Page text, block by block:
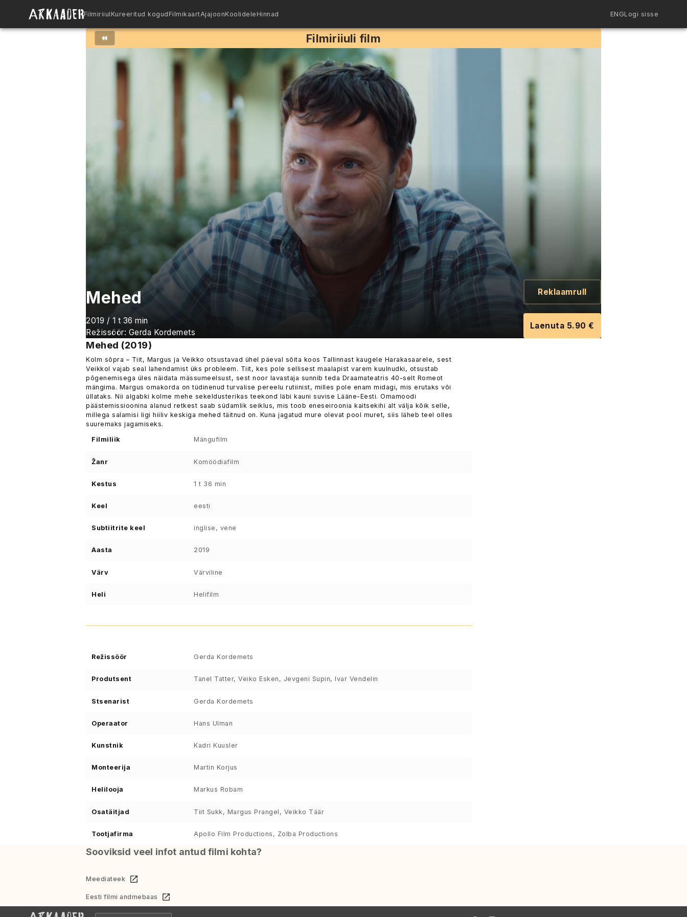
Filmiriiul Kureeritud kogud FilmikaartAjajoonKoolidele Hinnad ENGLogi sisse
Filmiriiuli film
Mehed
2019 / 1 t 36 min
Režissöör: Gerda Kordemets
Reklaamrull
Laenuta 5.90 €
Mehed (2019)
Kolm sõpra – Tiit, Margus ja Veikko otsustavad ühel päeval sõita koos Tallinnast kaugele Harakasaarele, sest
Veikkol vajab seal lahendamist üks probleem. Tiit, kes pole sellisest maalapist varem kuulnudki, otsustab
põgenemisega üles näidata mässumeelsust, sest noor lavastaja sunnib teda Draamateatris 40-selt Romeot
mängima. Margus omakorda on tüdinenud turvalise pereelu rutiinist, milles pole enam midagi, mis erutaks või
üllataks. Nii algabki kolme mehe sekeldusterikas teekond läbi kauni suvise Lääne-Eesti. Omamoodi
päästemissioonina alanud retkest saab südamlik seiklus, mis toob eneseiroonia kaitsekihi alt välja kõik selle,
millega salamisi ligi hiiliv keskiga mehed täitnud on. Kuna jagatud mure olevat pool muret, siis läheb teel olles
suuremaks jagamiseks.
Filmiliik Mängufilm
Žanr Komöödiafilm
Kestus 1 t 36 min
Keel eesti
Subtiitrite keel inglise, vene
Aasta 2019
Värv Värviline
Heli Helifilm
Režissöör Gerda Kordemets
Produtsent Tanel Tatter, Veiko Esken, Jevgeni Supin, Ivar Vendelin
Stsenarist Gerda Kordemets
Operaator Hans Ulman
Kunstnik Kadri Kuusler
Monteerija Martin Korjus
Helilooja Markus Robam
Osatäitjad Tiit Sukk, Margus Prangel, Veikko Täär
Tootjafirma Apollo Film Productions, Zolba Productions
Sooviksid veel infot antud filmi kohta?
Meediateek
Eesti filmi andmebaas